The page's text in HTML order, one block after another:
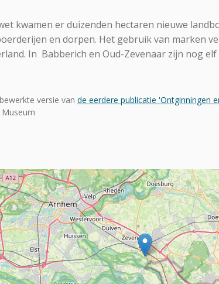
kwamen er duizenden hectaren nieuwe
en dorpen. Het gebruik van marken
In Babberich en Oud-Zevenaar zijn nog
versie van de eerdere publicatie 'Ontginningen